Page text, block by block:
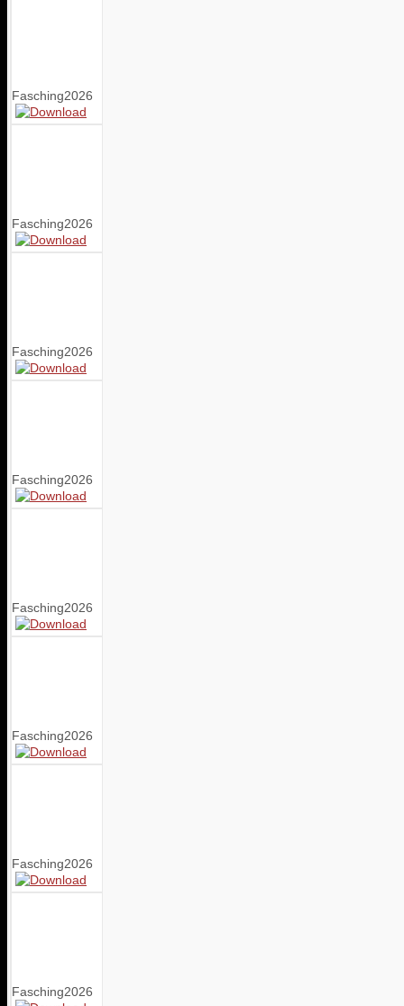
Fasching2026
Fasching2026
Fasching2026
Fasching2026
Fasching2026
Fasching2026
Fasching2026
Fasching2026